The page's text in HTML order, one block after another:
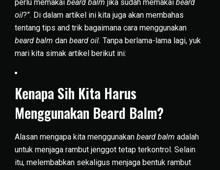
perlu memakai beard balm jika sudah memakai beard
oil?”. Di dalam artikel ini kita juga akan membahas
tentang tips and trik bagaimana cara menggunakan
beard balm dan beard oil. Tanpa berlama-lama lagi, yuk
mari kita simak artikel berikut ini:
Kenapa Sih Kita Harus
Menggunakan Beard Balm?
Alasan mengapa kita menggunakan beard balm adalah
untuk menjaga rambut jenggot tetap terkontrol. Selain
itu, melembabkan sekaligus menjaga bentuk rambut